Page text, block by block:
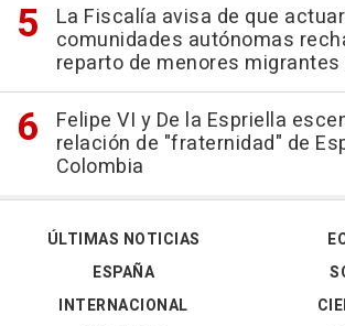
La Fiscalía avisa de que
comunidades autónomas
reparto de menores migrantes
Felipe VI y De la Espriella
relación de "fraternidad" de
Colombia
ÚLTIMAS NOTICIAS
ESPAÑA
INTERNACIONAL